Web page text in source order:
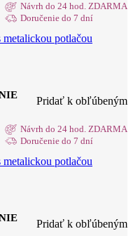
Návrh do 24 hod. ZDARMA
Doručenie do 7 dní
Pridať k obľúbeným
Návrh do 24 hod. ZDARMA
Doručenie do 7 dní
Pridať k obľúbeným